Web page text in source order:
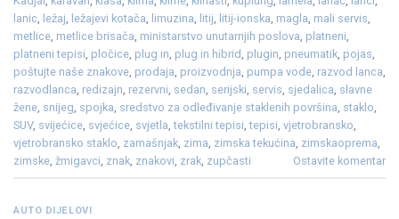
lanic
ležaj ležajevi kotača limuzina litij litij-ionska magla mali servis
metlice metlice brisača ministarstvo unutarnjih poslova platneni
platneni tepisi pločice plug in plug in hibrid plugin pneumatik pojas
poštujte naše znakove prodaja proizvodnja pumpa vode razvod lanca
razvodlanca redizajn rezervni sedan serijski servis sjedalica slavne
žene snijeg spojka sredstvo za odleđivanje staklenih površina staklo
SUV, svijećice svjećice svjetla ,tekstilni tepisi ,tepisi vjetrobransko
vjetrobransko staklo zamašnjak zima zimska tekućina zimskaoprema
zimske žmigavci znak znakovi zrak zupčasti Ostavite komentar
AUTO DIJELOVI